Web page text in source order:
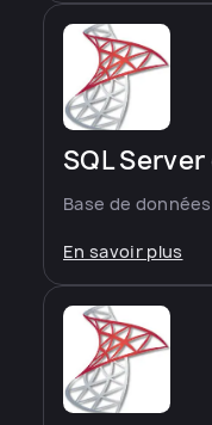
SQL
Base de données
En savoir plus